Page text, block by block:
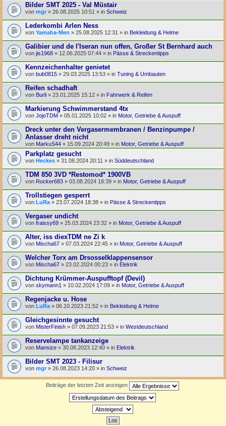
Bilder SMT 2025 - Val Müstair
von mgr » 26.08.2025 10:51 » in Schweiz
Lederkombi Arlen Ness
von Yamaha-Men » 25.08.2025 12:31 » in Bekleidung & Helme
Galibier und de l'Iseran nun offen, Großer St Bernhard auch
von jis1968 » 12.06.2025 07:44 » in Pässe & Streckentipps
Kennzeichenhalter genietet
von bub0815 » 29.03.2025 13:53 » in Tuning & Umbauten
Reifen schadhaft
von Burli » 23.01.2025 15:12 » in Fahrwerk & Reifen
Markierung Schwimmerstand 4tx
von JojoTDM » 05.01.2025 10:02 » in Motor, Getriebe & Auspuff
Dreck unter den Vergasermembranen / Benzinpumpe /
Anlasser dreht nicht
von MarkuS44 » 15.09.2024 20:49 » in Motor, Getriebe & Auspuff
Parkplatz gesucht
von Heckes » 31.08.2024 20:11 » in Süddeutschland
TDM 850 3VD *Restomod* 1900VB
von Rocker683 » 03.08.2024 18:39 » in Motor, Getriebe & Auspuff
Trollstiegen gesperrt
von LuRa » 23.07.2024 18:38 » in Pässe & Streckentipps
Vergaser undicht
von fraissy69 » 25.03.2024 23:32 » in Motor, Getriebe & Auspuff
Alter, iss diexTDM ne Zi k
von Mischa67 » 07.03.2024 22:45 » in Motor, Getriebe & Auspuff
Welcher Torx am Drsosselklappensensor
von Mischa67 » 23.02.2024 00:23 » in Elektrik
Dichtung Krümmer-Auspufftopf (Devil)
von skymann1 » 10.02.2024 17:09 » in Motor, Getriebe & Auspuff
Regenjacke u. Hose
von LuRa » 06.10.2023 21:52 » in Bekleidung & Helme
Gleichgesinnte gesucht
von MisterFinish » 07.09.2023 21:53 » in Westdeutschland
Reservelampe tankanzeige
von Mansize » 30.08.2023 12:40 » in Elektrik
Bilder SMT 2023 - Filisur
von mgr» 26.08.2023 14:20 » in Schweiz
Beiträge der letzten Zeit anzeigen